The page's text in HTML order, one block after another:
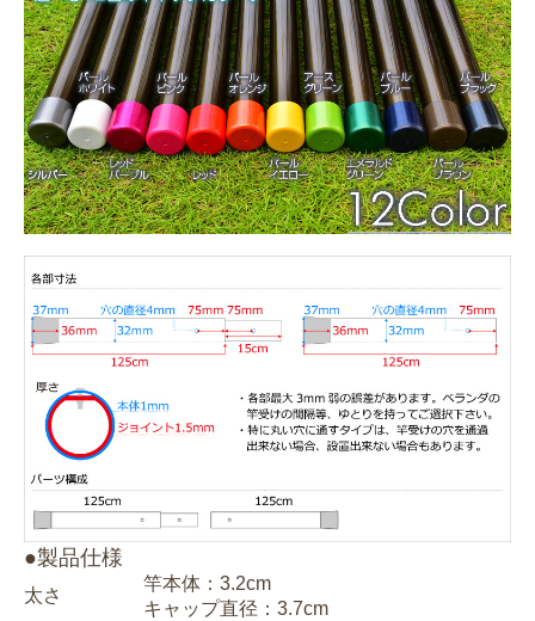
●製品仕様
太さ
竿本体：3.2cm
キャップ直径：3.7cm